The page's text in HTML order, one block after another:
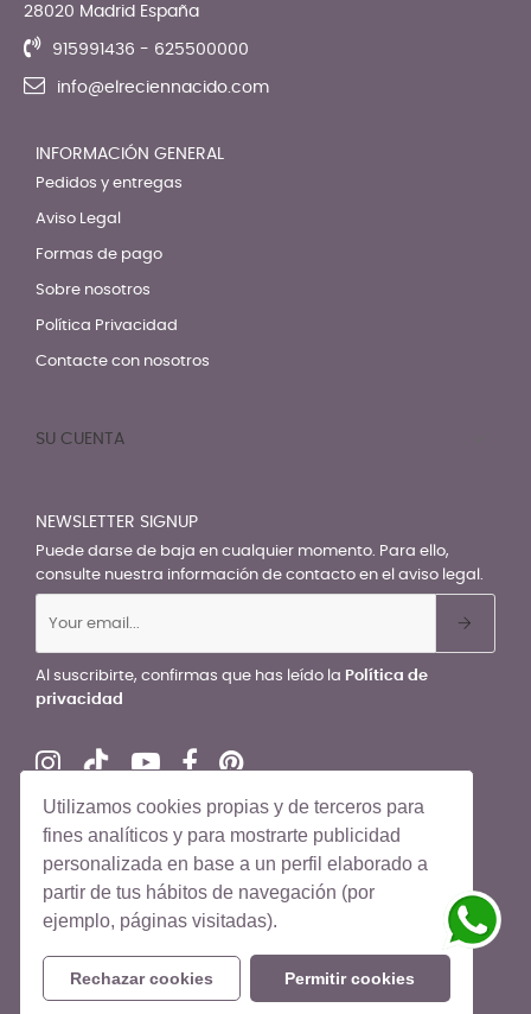
Utilizamos cookies propias y de terceros para
fines analíticos y para mostrarte publicidad
personalizada en base a un perfil elaborado a
partir de tus hábitos de navegación (por
ejemplo, páginas visitadas).
Rechazar cookies Permitir cookies
28020 Madrid España
915991436 - 625500000
info@elreciennacido.com
INFORMACIÓN GENERAL
Pedidos y entregas
Aviso Legal
Formas de pago
Sobre nosotros
Política Privacidad
Contacte con nosotros
SU CUENTA
NEWSLETTER SIGNUP
Puede darse de baja en cualquier momento. Para ello,
consulte nuestra información de contacto en el aviso legal.
Al suscribirte, confirmas que has leído la Política de
privacidad
© El Recién Nacido 2026. Todos los derechos reservados